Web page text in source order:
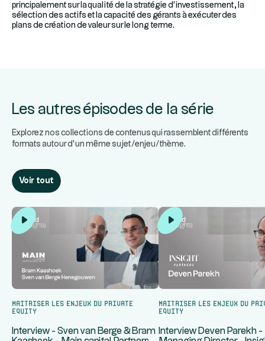
principalement sur la qualité de la stratégie d’investissement, la
sélection des actifs et la capacité des gérants à exécuter des
plans de création de valeur sur le long terme.
Les autres épisodes de la série
Explorez nos collections de contenus qui rassemblent différents
formats autour d’un même sujet/enjeu/thème.
Voir tout
Maitriser les enjeux du Private
Equity
Interview - Sven van Berge & Bram
Maitriser les enjeux du
Equity
Interview Deven Parekh -